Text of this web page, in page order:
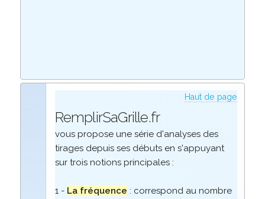
Haut de page
RemplirSaGrille.fr
vous propose une série d'analyses des
tirages depuis ses débuts en s'appuyant
sur trois notions principales :
1 - La fréquence : correspond au nombre